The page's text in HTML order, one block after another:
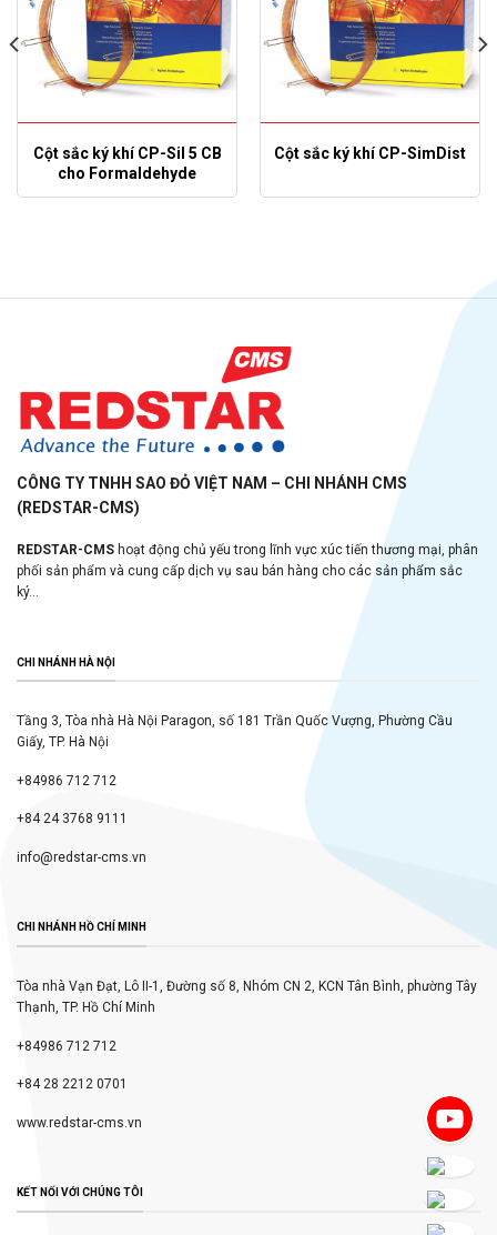
Cột sắc ký khí CP-Sil 5 CB
cho Formaldehyde
Cột sắc ký khí CP-SimDist
CÔNG TY TNHH SAO ĐỎ VIỆT NAM – CHI NHÁNH CMS
(REDSTAR-CMS)
REDSTAR-CMS hoạt động chủ yếu trong lĩnh vực xúc tiến thương mại, phân
phối sản phẩm và cung cấp dịch vụ sau bán hàng cho các sản phẩm sắc
ký...
CHI NHÁNH HÀ NỘI
Tầng 3, Tòa nhà Hà Nội Paragon, số 181 Trần Quốc Vượng, Phường Cầu
Giấy, TP. Hà Nội
+84986 712 712
+84 24 3768 9111
info@redstar-cms.vn
CHI NHÁNH HỒ CHÍ MINH
Tòa nhà Vạn Đạt, Lô II-1, Đường số 8, Nhóm CN 2, KCN Tân Bình, phường Tây
Thạnh, TP. Hồ Chí Minh
+84986 712 712
+84 28 2212 0701
www.redstar-cms.vn
KẾT NỐI VỚI CHÚNG TÔI